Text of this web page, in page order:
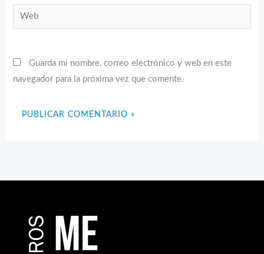
Web
Guarda mi nombre, correo electrónico y web en este
navegador para la próxima vez que comente.